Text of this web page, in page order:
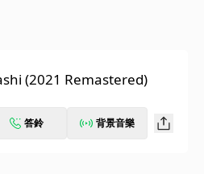
(2021 Remastered)
答鈴 背景音樂